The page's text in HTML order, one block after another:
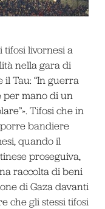
tifosi livornesi a
nella gara di
il Tau: “In guerra
per mano di un
Tifosi che in
bandiere
quando il
proseguiva,
raccolta di beni
di Gaza davanti
che gli stessi tifosi